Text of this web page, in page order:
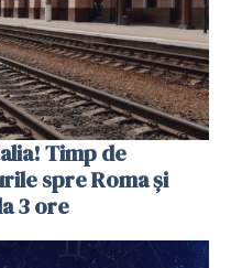
Timp de
spre Roma și
3 ore